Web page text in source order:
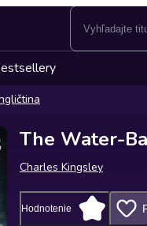
The Water-
Charles Kingsley
Hodnotenie